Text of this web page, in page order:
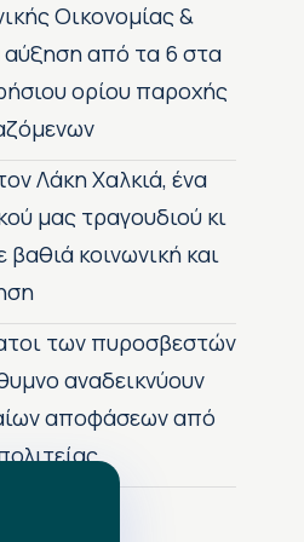
Οικονομίας &
αύξηση από τα 6 στα
ορίου παροχής
Λάκη Χαλκιά, ένα
μας τραγουδιού κι
κοινωνική και
των πυροσβεστών
αναδεικνύουν
αποφάσεων από